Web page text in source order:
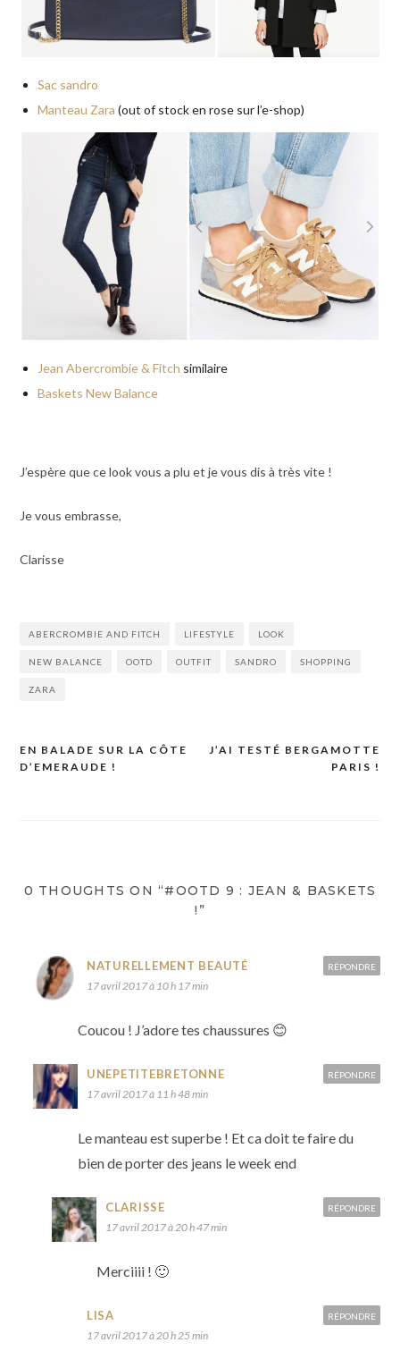
Sac sandro
Manteau Zara (out of stock en rose sur l’e-shop)
Jean Abercrombie & Fitch similaire
Baskets New Balance
J’espère que ce look vous a plu et je vous dis à très vite !
Je vous embrasse,
Clarisse
ABERCROMBIE AND FITCH LIFESTYLE LOOK
NEW BALANCE OOTD OUTFIT SANDRO SHOPPING
ZARA
Navigation
J’AI TESTÉ BERGAMOTTE
PARIS !
EN BALADE SUR LA CÔTE
D’EMERAUDE !
0 THOUGHTS ON “#OOTD 9 : JEAN & BASKETS
!”
NATURELLEMENT BEAUTÉ
17 avril 2017 à 10 h 17 min
Coucou ! J’adore tes chaussures 😊
RÉPONDRE
UNEPETITEBRETONNE
17 avril 2017 à 11 h 48 min
Le manteau est superbe ! Et ca doit te faire du
bien de porter des jeans le week end
RÉPONDRE
CLARISSE
17 avril 2017 à 20 h 47 min
Merciiii ! 🙂
RÉPONDRE
LISA
17 avril 2017 à 20 h 25 min
RÉPONDRE